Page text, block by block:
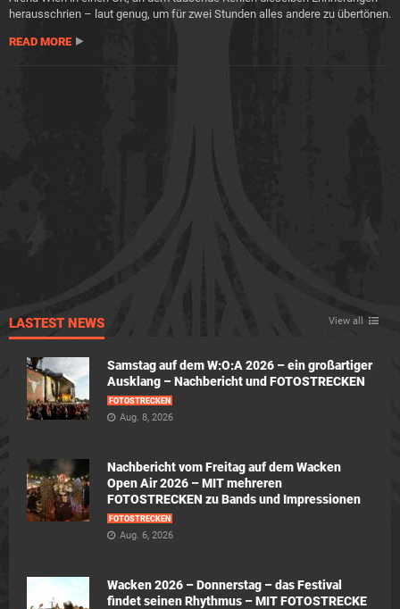
herausschrien – laut genug, um für zwei Stunden alles andere zu übertönen.
READ MORE
LASTEST NEWS View all
Samstag auf dem W:O:A 2026 – ein großartiger
Ausklang – Nachbericht und FOTOSTRECKEN
FOTOSTRECKEN
Aug. 8, 2026
Nachbericht vom Freitag auf dem Wacken
Open Air 2026 – MIT mehreren
FOTOSTRECKEN zu Bands und Impressionen
FOTOSTRECKEN
Aug. 6, 2026
Wacken 2026 – Donnerstag – das Festival
findet seinen Rhythmus – MIT FOTOSTRECKE